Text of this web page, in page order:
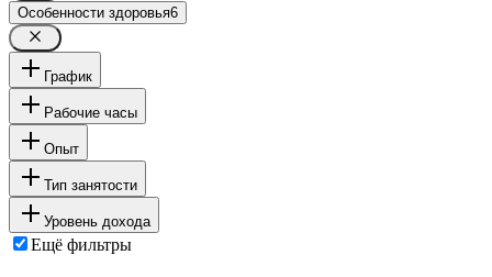
Особенности здоровья6
График
Рабочие часы
Опыт
Тип занятости
Уровень дохода
Ещё фильтры